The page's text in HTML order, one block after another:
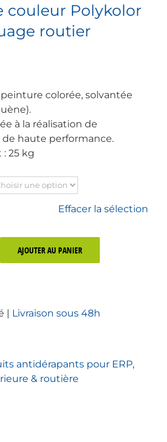
couleur Polykolor
routier
colorée, solvantée
à la réalisation de
haute performance.
25 kg
Effacer la sélection
AJOUTER AU PANIER
| Livraison sous 48h
antidérapants pour ERP,
& routière